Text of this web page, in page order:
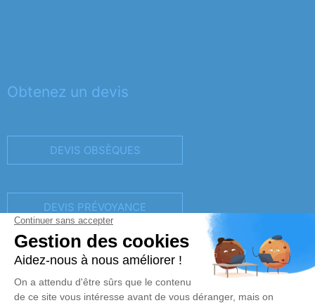
Obtenez un devis
DEVIS OBSÈQUES
DEVIS PRÉVOYANCE
DEVIS MARBRERIE